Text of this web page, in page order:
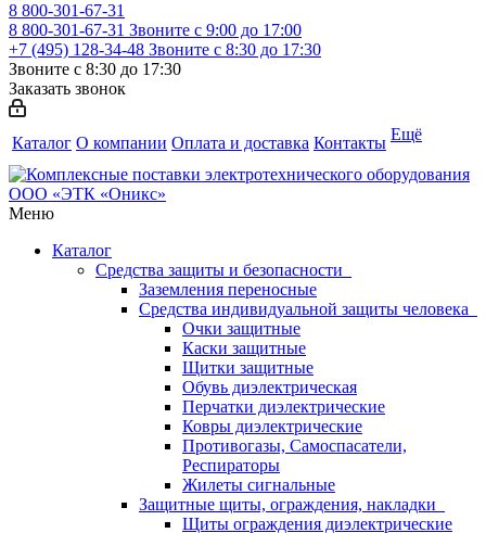
8 800-301-67-31
8 800-301-67-31 Звоните с 9:00 до 17:00
+7 (495) 128-34-48 Звоните с 8:30 до 17:30
Звоните с 8:30 до 17:30
Заказать звонок
Каталог О компании Оплата и доставка Контакты Ещё
Меню
Каталог
Средства защиты и безопасности
Заземления переносные
Средства индивидуальной защиты человека
Очки защитные
Каски защитные
Щитки защитные
Обувь диэлектрическая
Перчатки диэлектрические
Ковры диэлектрические
Противогазы, Самоспасатели,
Респираторы
Жилеты сигнальные
Защитные щиты, ограждения, накладки
Щиты ограждения диэлектрические